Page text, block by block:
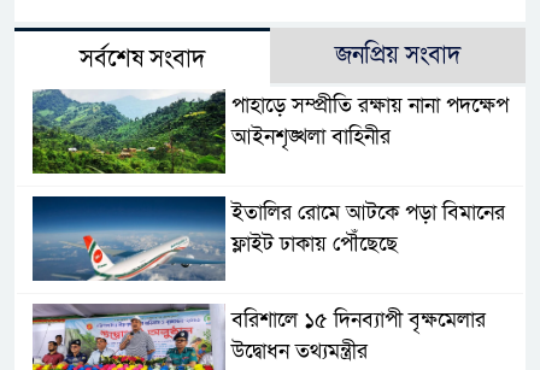
সর্বশেষ সংবাদ জনপ্রিয় সংবাদ
পাহাড়ে সম্প্রীতি রক্ষায় নানা পদক্ষেপ
আইনশৃঙ্খলা বাহিনীর
ইতালির রোমে আটকে পড়া বিমানের
ফ্লাইট ঢাকায় পৌঁছেছে
বরিশালে ১৫ দিনব্যাপী বৃক্ষমেলার
উদ্বোধন তথ্যমন্ত্রীর